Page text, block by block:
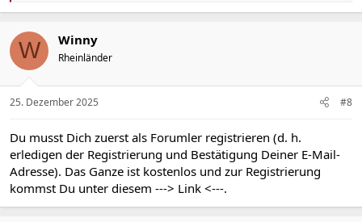
a
t
i
o
e
n
W Winny
Rheinländer
25. Dezember 2025 #8
Du musst Dich zuerst als Forumler registrieren (d. h.
erledigen der Registrierung und Bestätigung Deiner E-Mail-
Adresse). Das Ganze ist kostenlos und zur Registrierung
kommst Du unter diesem ---> Link <---.